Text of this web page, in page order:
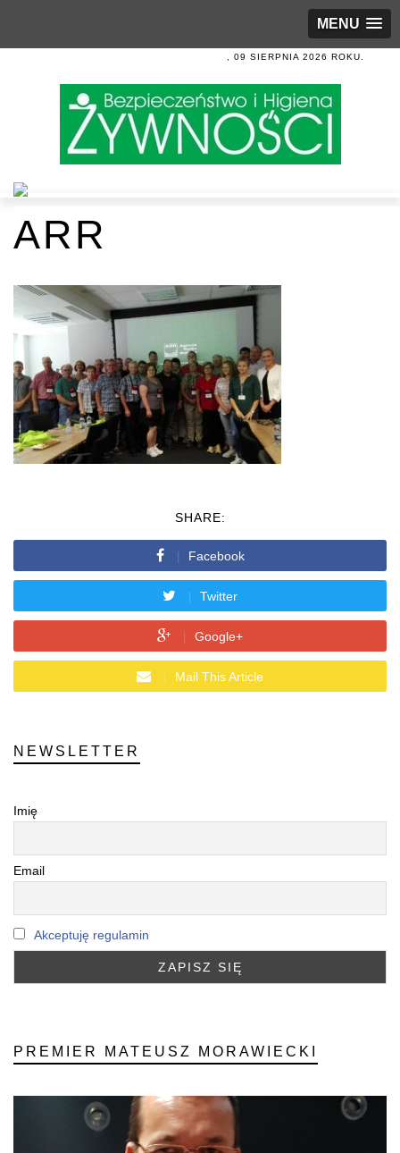
MENU
, 09 SIERPNIA 2026 ROKU.
ARR
SHARE:
Facebook
Twitter
Google+
Mail This Article
NEWSLETTER
Imię
Email
Akceptuję regulamin
PREMIER MATEUSZ MORAWIECKI